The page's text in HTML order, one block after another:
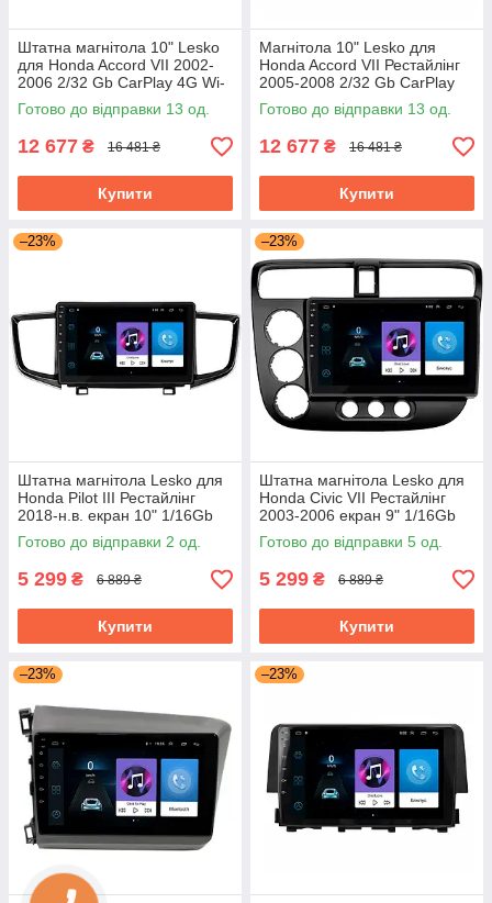
Штатна магнітола 10" Lesko
для Honda Accord VII 2002-
2006 2/32 Gb CarPlay 4G Wi-
Fi GPS Prime Хонда Аккорд
Готово до відправки 13 од.
12 677 ₴ 16 481 ₴
Купити
Магнітола 10" Lesko для
Honda Accord VII Рестайлінг
2005-2008 2/32 Gb CarPlay
4G Wi-Fi GPS Prime Хонда
Акорд
Готово до відправки 13 од.
12 677 ₴ 16 481 ₴
Купити
–23%
Штатна магнітола Lesko для
Honda Pilot III Рестайлінг
2018-н.в. екран 10" 1/16Gb
Wi-Fi GPS Base Хонда Пілот
Готово до відправки 2 од.
5 299 ₴ 6 889 ₴
Купити
–23%
Штатна магнітола Lesko для
Honda Civic VII Рестайлінг
2003-2006 екран 9" 1/16Gb
Wi-Fi GPS Base Хонда Цивік
Готово до відправки 5 од.
5 299 ₴ 6 889 ₴
Купити
–23% –23%